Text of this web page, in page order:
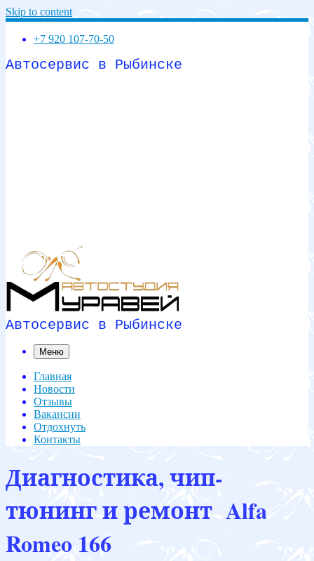
Skip to content
+7 920 107-70-50
Автосервис в Рыбинске
Автосервис в Рыбинске
Меню
Главная
Новости
Отзывы
Вакансии
Отдохнуть
Контакты
Диагностика, чип-
тюнинг и ремонт Alfa
Romeo 166